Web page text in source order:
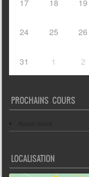
17 18 19
24 25 26
31 1 2
PROCHAINS COURS
LOCALISATION